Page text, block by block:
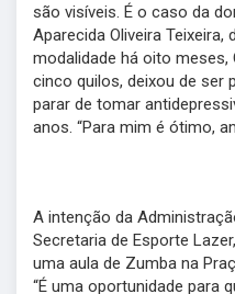
são visíveis. É o caso da
Aparecida Oliveira Teixeira,
modalidade há oito
cinco quilos, deixou de ser
parar de tomar
anos. “Para mim é ótimo,
A intenção da
Secretaria de Esporte
uma aula de Zumba na
“É uma oportunidade para